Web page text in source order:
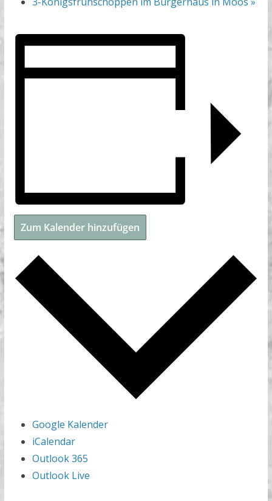
Zum Kalender hinzufügen
Google Kalender
iCalendar
Outlook 365
Outlook Live